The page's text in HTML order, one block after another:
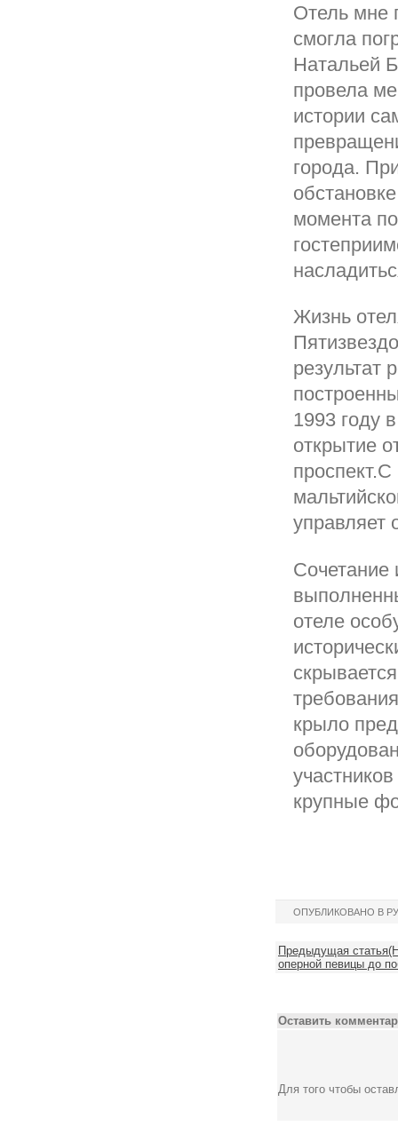
Отель мне
смогла
Натальей
провела
истории
города.
момента
Жизнь
результат
1993 году
открытие
управляет
Сочетание
отеле
крыло
крупные
ОПУБЛИКОВАНО В
Предыдущая
оперной певицы до
Оставить
Для того чтобы